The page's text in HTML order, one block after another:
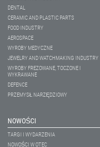
DENTAL
CERAMIC AND PLASTIC PARTS
FOOD INDUSTRY
AEROSPACE
WYROBY MEDYCZNE
JEWELRY AND WATCHMAKING INDUSTRY
WYROBY FREZOWANE, TOCZONE I
WYKRAWANE
DEFENCE
PRZEMYSŁ NARZĘDZIOWY
NOWOŚCI
TARGI I WYDARZENIA
NOWOŚCI W OTEC